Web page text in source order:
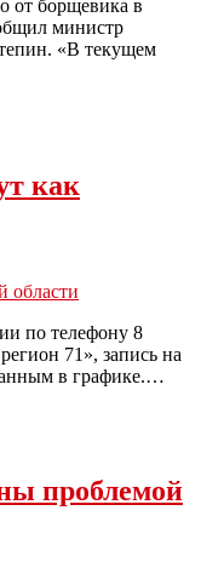
от борщевика в
министр
«В текущем
как
области
по телефону 8
71», запись на
в графике.…
проблемой